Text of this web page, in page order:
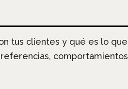
tus clientes y qué es lo que
comportamientos